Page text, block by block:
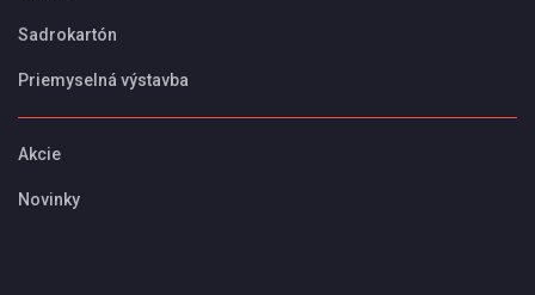
Sadrokartón
Priemyselná výstavba
Akcie
Novinky